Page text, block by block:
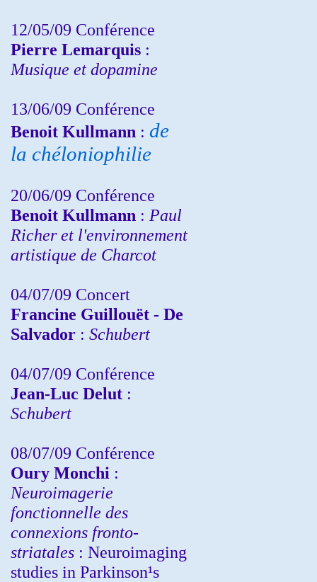
12/05/09 Conférence
Pierre Lemarquis :
Musique et dopamine
13/06/09 Conférence
Benoit Kullmann : de
la chéloniophilie
20/06/09 Conférence
Benoit Kullmann : Paul
Richer et l'environnement
artistique de Charcot
04/07/09 Concert
Francine Guillouët - De
Salvador : Schubert
04/07/09 Conférence
Jean-Luc Delut :
Schubert
08/07/09 Conférence
Oury Monchi :
Neuroimagerie
fonctionnelle des
connexions fronto-
striatales : Neuroimaging
studies in Parkinson¹s